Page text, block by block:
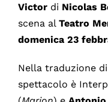
Victordi Nicolas
scena al Teatro
domenica 23
Nella traduzione di
spettacolo è